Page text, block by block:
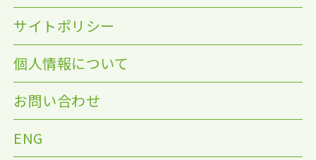
サイトポリシー
個人情報について
お問い合わせ
ENG